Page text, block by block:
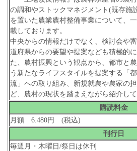
の調和やストックマネジメント(既存施
を置いた農業農村整備事業について、
載しております。
中央からの情報だけでなく、検討会や
道府県からの要望や提案なども積極的
た、農村振興という観点から、都市と
う新たなライフスタイルを提案する「
流」への取り組み、新規就農や農家の
ど、農村の現状を踏まえながら紹介して
購読料金
月額 6.480円 (税込)
刊行日
毎週月・木曜日/祭日は休刊